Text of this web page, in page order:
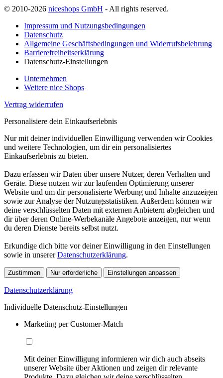
© 2010-2026 niceshops GmbH - All rights reserved.
Impressum und Nutzungsbedingungen
Datenschutz
Allgemeine Geschäftsbedingungen und Widerrufsbelehrung
Barrierefreiheitserklärung
Datenschutz-Einstellungen
Unternehmen
Weitere nice Shops
Vertrag widerrufen
Personalisiere dein Einkaufserlebnis
Nur mit deiner individuellen Einwilligung verwenden wir Cookies
und weitere Technologien, um dir ein personalisiertes
Einkaufserlebnis zu bieten.
Dazu erfassen wir Daten über unsere Nutzer, deren Verhalten und
Geräte. Diese nutzen wir zur laufenden Optimierung unserer
Website und um dir personalisierte Werbung und Inhalte anzuzeigen
sowie zur Analyse der Nutzungsstatistiken. Außerdem können wir
deine verschlüsselten Daten mit externen Anbietern abgleichen und
dir über deren Online-Werbekanäle Angebote anzeigen, nur wenn
du deren Dienste bereits selbst nutzt.
Erkundige dich bitte vor deiner Einwilligung in den Einstellungen
sowie in unsererDatenschutzerklärung.
Zustimmen Nur erforderliche Einstellungen anpassen
Datenschutzerklärung
Individuelle Datenschutz-Einstellungen
Marketing per Customer-Match
Mit deiner Einwilligung informieren wir dich auch abseits
unserer Website über Aktionen und zeigen dir relevante